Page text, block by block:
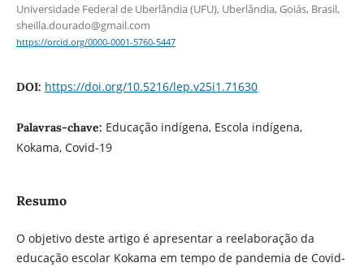
Universidade Federal de Uberlândia (UFU), Uberlândia, Goiás, Brasil,
sheilla.dourado@gmail.com
https://orcid.org/0000-0001-5760-5447
DOI: https://doi.org/10.5216/lep.v25i1.71630
Palavras-chave: Educação indígena, Escola indígena,
Kokama, Covid-19
Resumo
O objetivo deste artigo é apresentar a reelaboração da
educação escolar Kokama em tempo de pandemia de Covid-